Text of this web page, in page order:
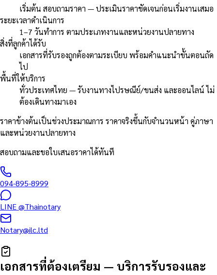
เริ่มต้น สอบถามราคา — ประเมินราคาชัดเจนก่อนเริ่มงานเสมอ
ระยะเวลาดำเนินการ
1–7 วันทำการ ตามประเภทงานและหน่วยงานปลายทาง
สิ่งที่ลูกค้าได้รับ
เอกสารที่รับรองถูกต้องตามระเบียบ พร้อมคำแนะนำขั้นตอนถัด
ไป
พื้นที่ให้บริการ
ทั่วประเทศไทย — รับงานทางไปรษณีย์/ขนส่ง และออนไลน์ ไม่
ต้องเดินทางมาเอง
ราคาข้างต้นเป็นช่วงประมาณการ ราคาจริงขึ้นกับจำนวนหน้า คู่ภาษา
และหน่วยงานปลายทาง
สอบถามและขอใบเสนอราคาได้ทันที
094-895-8999
LINE@Thainotary
Notary@ilc.ltd
เอกสารที่ต้องเตรียม — บริการรับรองและ